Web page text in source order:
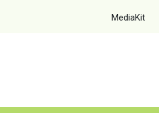
MediaKit